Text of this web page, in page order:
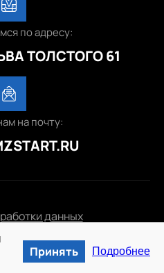
ТОЛСТОГО 61
по адресу:
на почту:
данных
Принять Подробнее